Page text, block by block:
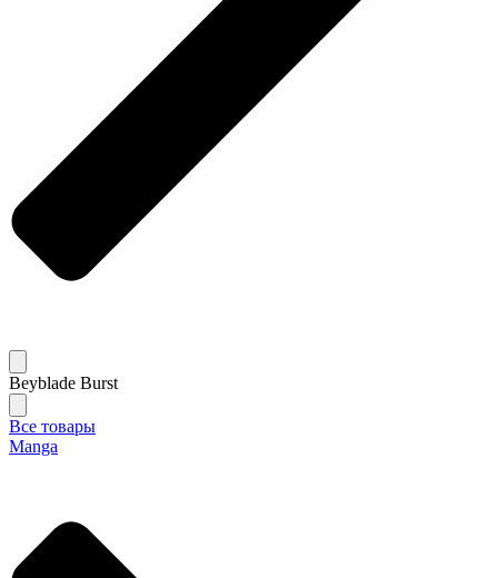
Beyblade Burst
Все товары
Manga